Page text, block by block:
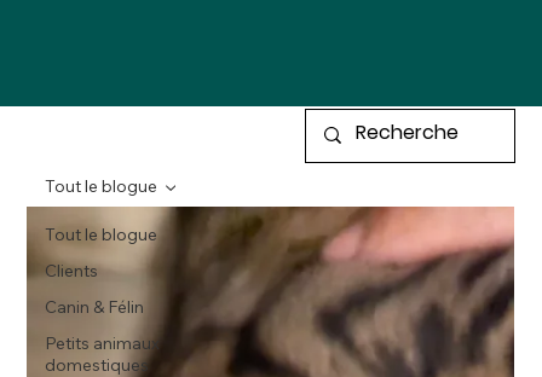
Tout le blogue
Clients
Canin & Félin
Petits animaux
domestiques
Tout le blogue